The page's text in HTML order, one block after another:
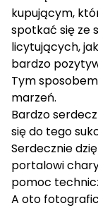
kupującym,
spotkać się ze
licytujących,
bardzo
Tym
marzeń.
Bardzo
się do tego
Serdecznie
portalowi
pomoc
A oto